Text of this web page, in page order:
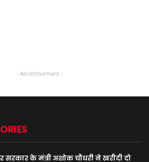
- Advertisement -
सरकार के मंत्री अशोक चौधरी ने खरीदी दो